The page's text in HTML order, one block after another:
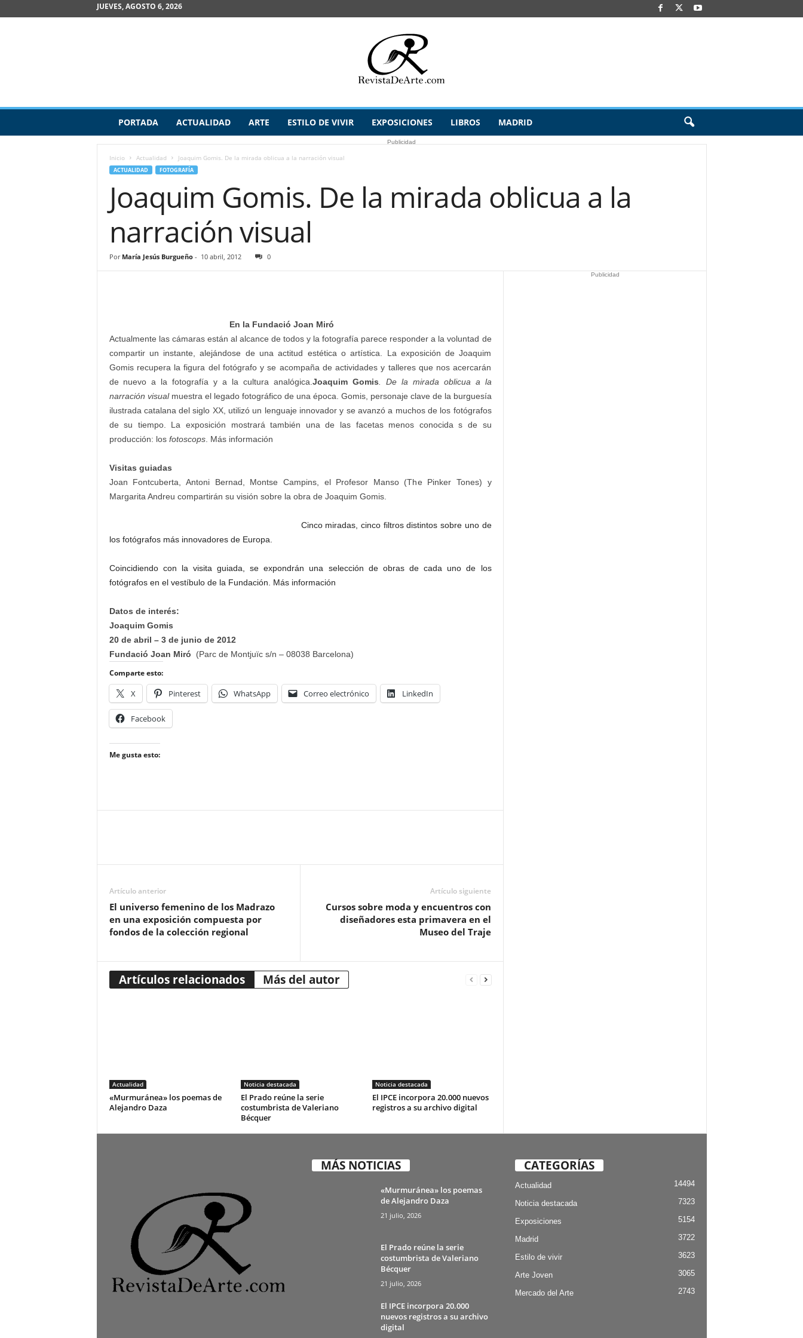
JUEVES, AGOSTO 6, 2026
v
PORTADA ACTUALIDAD ARTE ESTILO DE VIVIR EXPOSICIONES LIBROS MADRID
Publicidad
Inicio Actualidad Joaquim Gomis. De la mirada oblicua a la narración visual
ACTUALIDAD FOTOGRAFÍA
Joaquim Gomis. De la mirada oblicua a la
narración visual
Por María Jesús Burgueño- 10 abril, 2012 0
En la Fundació Joan Miró
Actualmente las cámaras están al alcance de todos y la fotografía parece responder a la voluntad de
compartir un instante, alejándose de una actitud estética o artística. La exposición de Joaquim
Gomis recupera la figura del fotógrafo y se acompaña de actividades y talleres que nos acercarán
de nuevo a la fotografía y a la cultura analógica. Joaquim Gomis . De la mirada oblicua a la
narración visualmuestra el legado fotográfico de una época. Gomis, personaje clave de la burguesía
ilustrada catalana del siglo XX, utilizó un lenguaje innovador y se avanzó a muchos de los fotógrafos
de su tiempo. La exposición mostrará también una de las facetas menos conocida s de su
producción: los fotoscops. Más información
Visitas guiadas
Joan Fontcuberta, Antoni Bernad, Montse Campins, el Profesor Manso (The Pinker Tones) y
Margarita Andreu compartirán su visión sobre la obra de Joaquim Gomis.
Cinco miradas, cinco filtros distintos sobre uno de
los fotógrafos más innovadores de Europa.
Coincidiendo con la visita guiada, se expondrán una selección de obras de cada uno de los
fotógrafos en el vestíbulo de la Fundación. Más información
Datos de interés:
Joaquim Gomis
20 de abril – 3 de junio de 2012
Fundació Joan Miró (Parc de Montjuïc s/n – 08038 Barcelona)
Comparte esto:
X Pinterest WhatsApp Correo electrónico LinkedIn
Facebook
Me gusta esto:
Artículo anterior
El universo femenino de los Madrazo
en una exposición compuesta por
fondos de la colección regional
Artículo siguiente
Cursos sobre moda y encuentros con
diseñadores esta primavera en el
Museo del Traje
Artículos relacionados Más del autor
Actualidad
«Murmuránea» los poemas de
Alejandro Daza
Noticia destacada
El Prado reúne la serie
costumbrista de Valeriano
Bécquer
Noticia destacada
El IPCE incorpora 20.000 nuevos
registros a su archivo digital
Publicidad
MÁS NOTICIAS
«Murmuránea» los poemas
de Alejandro Daza
21 julio, 2026
El Prado reúne la serie
costumbrista de Valeriano
Bécquer
21 julio, 2026
El IPCE incorpora 20.000
nuevos registros a su archivo
digital
CATEGORÍAS
Actualidad 14494
Noticia destacada 7323
Exposiciones 5154
Madrid 3722
Estilo de vivir 3623
Arte Joven 3065
Mercado del Arte 2743